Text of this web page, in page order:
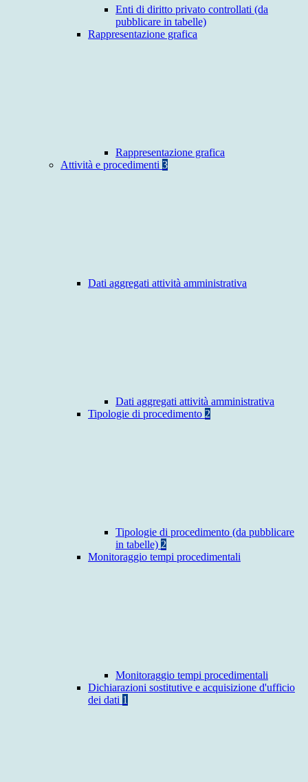
Enti di diritto privato controllati (da
pubblicare in tabelle)
Rappresentazione grafica
Rappresentazione grafica
Attività e procedimenti 3
Dati aggregati attività amministrativa
Dati aggregati attività amministrativa
Tipologie di procedimento 2
Tipologie di procedimento (da pubblicare
in tabelle) 2
Monitoraggio tempi procedimentali
Monitoraggio tempi procedimentali
Dichiarazioni sostitutive e acquisizione d'ufficio
dei dati 1